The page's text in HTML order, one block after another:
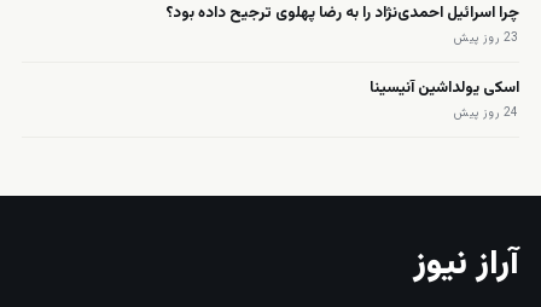
چرا اسرائیل احمدی‌نژاد را به رضا پهلوی ترجیح داده بود؟
23 روز پیش
اسکی یولداشین آنیسینا
24 روز پیش
آراز نیوز